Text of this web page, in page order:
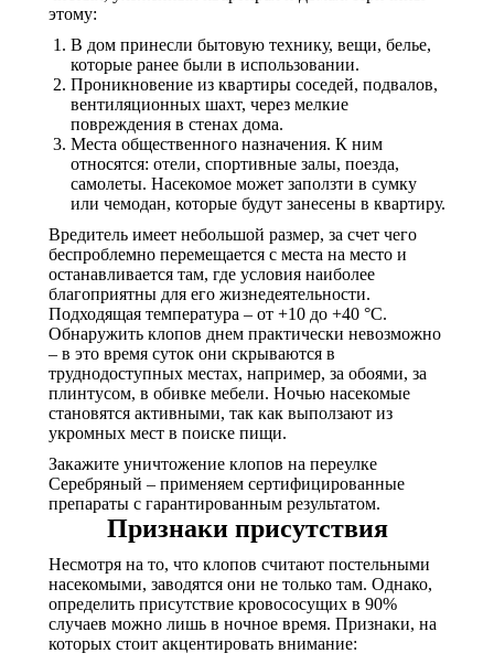
этому:
В дом принесли бытовую технику, вещи, белье,
которые ранее были в использовании.
Проникновение из квартиры соседей, подвалов,
вентиляционных шахт, через мелкие
повреждения в стенах дома.
Места общественного назначения. К ним
относятся: отели, спортивные залы, поезда,
самолеты. Насекомое может заползти в сумку
или чемодан, которые будут занесены в квартиру.
Вредитель имеет небольшой размер, за счет чего
беспроблемно перемещается с места на место и
останавливается там, где условия наиболее
благоприятны для его жизнедеятельности.
Подходящая температура – от +10 до +40 °С.
Обнаружить клопов днем практически невозможно
– в это время суток они скрываются в
труднодоступных местах, например, за обоями, за
плинтусом, в обивке мебели. Ночью насекомые
становятся активными, так как выползают из
укромных мест в поиске пищи.
Закажите уничтожение клопов на переулке
Серебряный – применяем сертифицированные
препараты с гарантированным результатом.
Признаки присутствия
Несмотря на то, что клопов считают постельными
насекомыми, заводятся они не только там. Однако,
определить присутствие кровососущих в 90%
случаев можно лишь в ночное время. Признаки, на
которых стоит акцентировать внимание: